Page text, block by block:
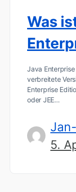
Was
Java
verbreitete
Enterprise
oder JEE…
5.